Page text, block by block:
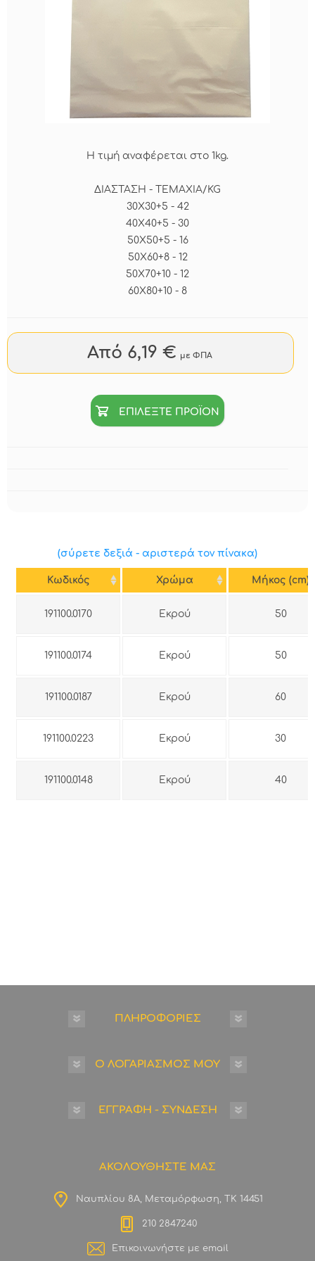
Η τιμή αναφέρεται στο 1kg.
ΔΙΑΣΤΑΣΗ - ΤΕΜΑΧΙΑ/KG
30X30+5 - 42
40X40+5 - 30
50X50+5 - 16
50X60+8 - 12
50X70+10 - 12
60X80+10 - 8
Από 6,19 € με ΦΠΑ
ΕΠΙΛΕΞΤΕ ΠΡΟΪΟΝ
(σύρετε δεξιά - αριστερά τον πίνακα)
Κωδικός Χρώμα Μήκος (cm)
191100.0170 Εκρού 50
191100.0174 Εκρού 50
191100.0187 Εκρού 60
191100.0223 Εκρού 30
191100.0148 Εκρού 40
ΠΛΗΡΟΦΟΡΙΕΣ
Ο ΛΟΓΑΡΙΑΣΜΟΣ ΜΟΥ
ΕΓΓΡΑΦΗ - ΣΥΝΔΕΣΗ
ΑΚΟΛΟΥΘΗΣΤΕ ΜΑΣ
Ναυπλίου 8Α, Μεταμόρφωση, ΤΚ 14451
210 2847240
Επικοινωνήστε με email